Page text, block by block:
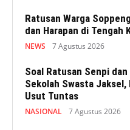
Ratusan Warga
dan Harapan di Tengah
NEWS 7 Agustus 2026
Soal Ratusan Senpi
Sekolah Swasta Jaksel,
Usut Tuntas
NASIONAL 7 Agustus 2026